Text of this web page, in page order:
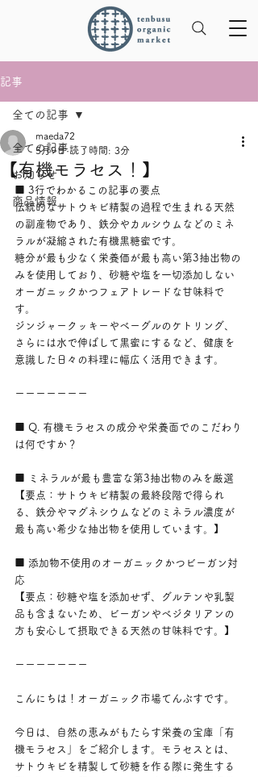
記事
全ての記事
お知らせ
商品情報
全ての記事
【有機モラセス！】
maeda72
5月9日 読了時間: 3分
■ 3行でわかるこの記事の要点
伝統的なサトウキビ精製の過程で生まれる天然
の副産物であり、鉄分やカルシウムなどのミネ
ラルが凝縮された有機黒糖蜜です。
糖分が最も少なく栄養価が最も高い第3抽出物の
みを使用しており、砂糖や塩を一切添加しない
オーガニックかつフェアトレードな甘味料で
す。
ジンジャークッキーやベーグルのケトリング、
さらには水で伸ばして黒蜜にするなど、健康を
意識した日々の料理に幅広く活用できます。
ーーーーーーー
■ Q. 有機モラセスの成分や栄養面でのこだわり
は何ですか？
■ ミネラルが最も豊富な第3抽出物のみを厳選
【要点：サトウキビ精製の最終段階で得られ
る、鉄分やマグネシウムなどのミネラル濃度が
最も高い希少な抽出物を使用しています。】
■ 添加物不使用のオーガニックかつビーガン対
応
【要点：砂糖や塩を添加せず、グルテンや乳製
品も含まないため、ビーガンやベジタリアンの
方も安心して摂取できる天然の甘味料です。】
ーーーーーーー
こんにちは！オーガニック市場てんぶすです。
今日は、自然の恵みがもたらす栄養の宝庫「有
機モラセス」をご紹介します。モラセスとは、
サトウキビを精製して砂糖を作る際に発生する